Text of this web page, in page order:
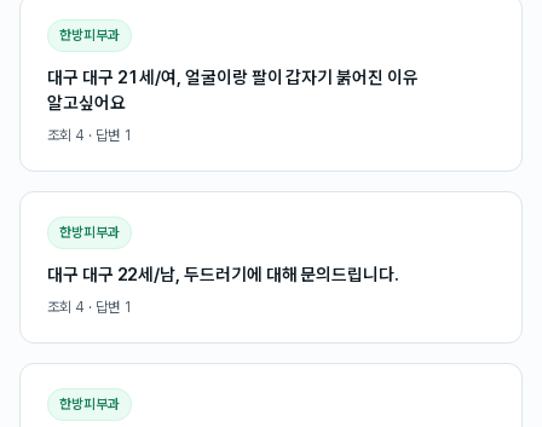
한방피부과
대구 대구 21세/여, 얼굴이랑 팔이 갑자기 붉어진 이유
알고싶어요
조회 4 · 답변 1
한방피부과
대구 대구 22세/남, 두드러기에 대해 문의드립니다.
조회 4 · 답변 1
한방피부과